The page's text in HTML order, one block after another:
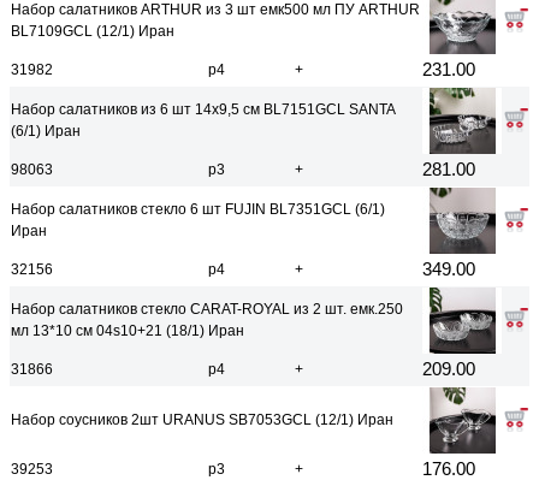
Набор салатников ARTHUR из 3 шт емк500 мл ПУ ARTHUR
BL7109GCL (12/1) Иран
31982 р4 + 231.00
Набор салатников из 6 шт 14x9,5 см BL7151GCL SANTA
(6/1) Иран
98063 р3 + 281.00
Набор салатников стекло 6 шт FUJIN BL7351GCL (6/1)
Иран
32156 р4 + 349.00
Набор салатников стекло CARAT-ROYAL из 2 шт. емк.250
мл 13*10 см 04s10+21 (18/1) Иран
31866 р4 + 209.00
Набор соусников 2шт URANUS SB7053GCL (12/1) Иран
39253 р3 + 176.00